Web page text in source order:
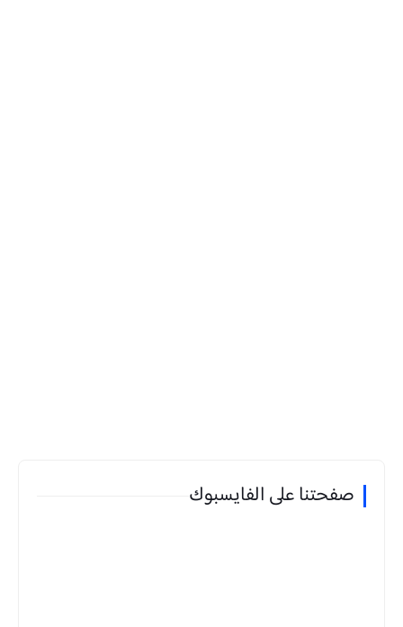
صفحتنا على الفايسبوك